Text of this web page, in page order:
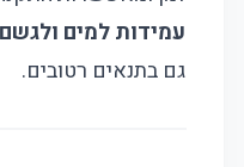
עמידות למים ולגשם
גם בתנאים רטובים.